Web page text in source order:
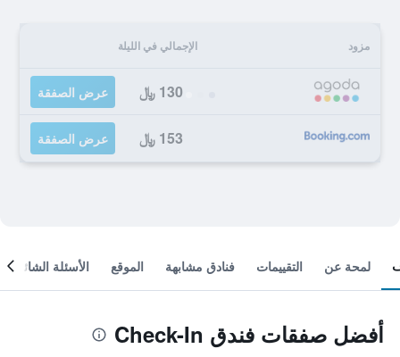
مزود الإجمالي في الليلة
130 ﷼ عرض الصفقة
153 ﷼ عرض الصفقة
لمحة عن التقييمات فنادق مشابهة الموقع الأسئلة الشائعة
أفضل صفقات فندق Check-In